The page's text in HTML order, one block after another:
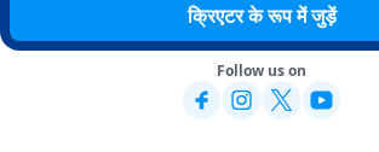
क्रिएटर के रूप में जुड़ें
Follow us on